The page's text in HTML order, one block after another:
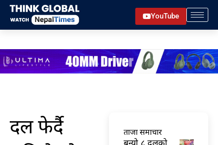
Skip
content
YouTube
दल फेर्दै
ताजा समाचार
बन्यो ८ दलको